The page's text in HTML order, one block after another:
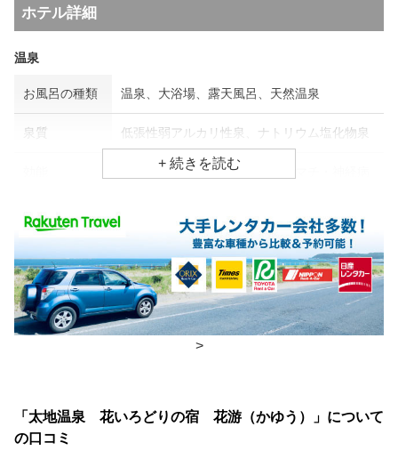
ホテル詳細
温泉
お風呂の種類 温泉、大浴場、露天風呂、天然温泉
泉質 低張性弱アルカリ性泉、ナトリウム塩化物泉
アトピー・湿疹、婦人病、リウマチ・神経病
食事場所
朝食 レストラン、広間
夕食 レストラン
チェックイン・チェックアウト時間
チェックアウ
ト
10:00
>
「太地温泉 花いろどりの宿 花游（かゆう）」について
の口コミ